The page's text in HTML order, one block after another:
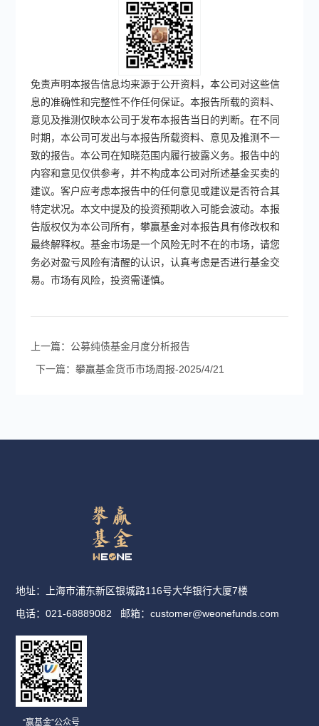
免责声明本报告信息均来源于公开资料，本公司对这些信
息的准确性和完整性不作任何保证。本报告所载的资料、
意见及推测仅映本公司于发布本报告当日的判断。在不同
时期，本公司可发出与本报告所载资料、意见及推测不一
致的报告。本公司在知晓范围内履行披露义务。报告中的
内容和意见仅供参考，并不构成本公司对所述基金买卖的
建议。客户应考虑本报告中的任何意见或建议是否符合其
特定状况。本文中提及的投资预期收入可能会波动。本报
告版权仅为本公司所有，攀赢基金对本报告具有修改权和
最终解释权。基金市场是一个风险无时不在的市场，请您
务必对盈亏风险有清醒的认识，认真考虑是否进行基金交
易。市场有风险，投资需谨慎。
上一篇：公募纯债基金月度分析报告
下一篇：攀赢基金货币市场周报-2025/4/21
地址：上海市浦东新区银城路116号大华银行大厦7楼
电话：021-68889082 邮箱：customer@weonefunds.com
“赢基金”公众号